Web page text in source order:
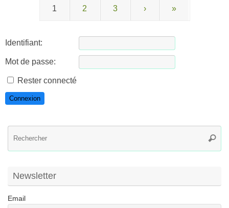
1 2 3 › »
Identifiant:
Mot de passe:
Rester connecté
Connexion
Newsletter
Email